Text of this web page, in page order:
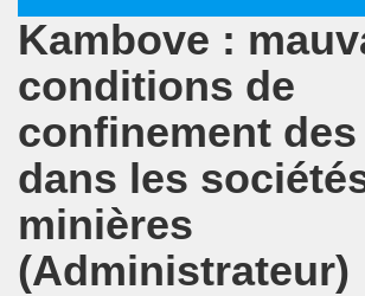
Kambove :
conditions de
confinement
dans les
minières
(Administrateur)